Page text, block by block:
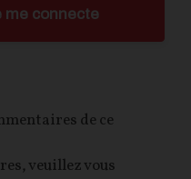
me connecte
de ce
veuillez vous